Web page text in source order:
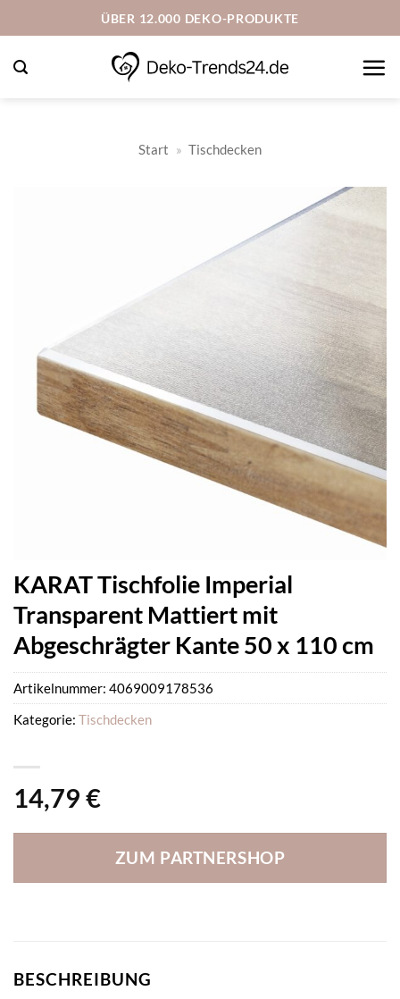
Inhalt
springen
ÜBER 12.000 DEKO-PRODUKTE
Start » Tischdecken
KARAT Tischfolie Imperial
Transparent Mattiert mit
Abgeschrägter Kante 50 x 110 cm
14,79 €
ZUM PARTNERSHOP
Artikelnummer: 4069009178536
Kategorie: Tischdecken
BESCHREIBUNG